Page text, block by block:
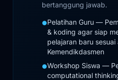
bertanggung jawab.
●Pelatihan Guru —
& koding agar siap
pelajaran baru sesuai
Kemendikdasmen
●Workshop Siswa —
computational